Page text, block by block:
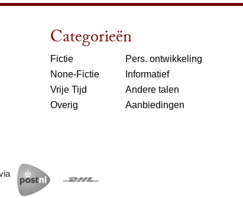
Categorieën
Fictie
None-Fictie
Vrije Tijd
Overig
Pers. ontwikkeling
Informatief
Andere talen
Aanbiedingen